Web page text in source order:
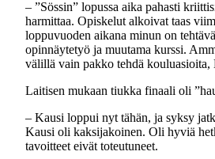
– ”Sössin” lopussa aika pahasti
harmittaa. Opiskelut alkoivat taas
loppuvuoden aikana minun on
opinnäytetyö ja muutama kurssi.
välillä vain pakko tehdä kouluasioita,
Laitisen mukaan tiukka finaali oli
– Kausi loppui nyt tähän, ja syksy
Kausi oli kaksijakoinen. Oli hyviä
tavoitteet eivät toteutuneet.